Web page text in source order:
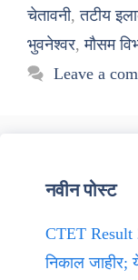
चेतावनी,तटीय
भुवनेश्वर,मौसम
Leave a
नवीन पोस्ट
CTET Result
निकाल जाहीर;